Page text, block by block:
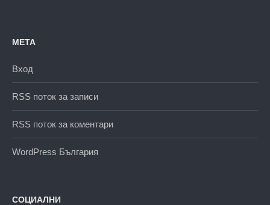
МЕТА
Вход
RSS поток за записи
RSS поток за коментари
WordPress България
СОЦИАЛНИ